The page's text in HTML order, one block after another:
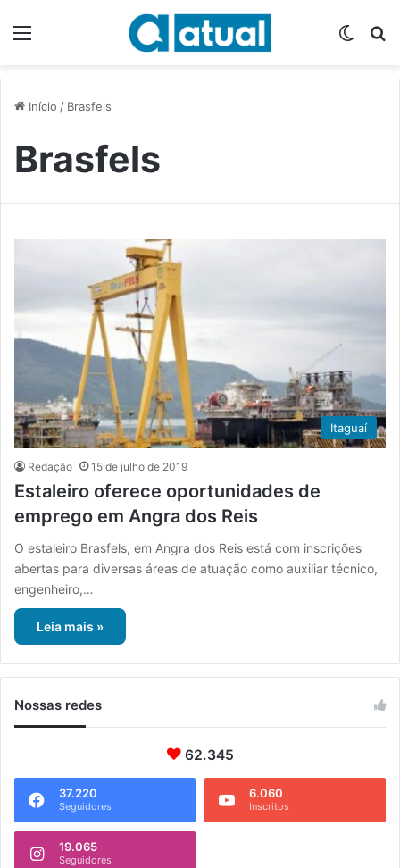
Início / Brasfels
Brasfels
Itaguaí
Redação 15 de julho de 2019
Estaleiro oferece oportunidades de
emprego em Angra dos Reis
O estaleiro Brasfels, em Angra dos Reis está com inscrições
abertas para diversas áreas de atuação como auxiliar técnico,
engenheiro,…
Leia mais »
Nossas redes
62.345
37.220
Seguidores
6.060
Inscritos
19.065
Seguidores